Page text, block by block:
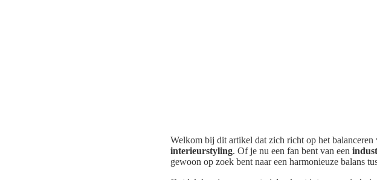
Welkom bij dit artikel dat zich richt op het
interieurstyling. Of je nu een fan bent van een
gewoon op zoek bent naar een harmonieuze balans